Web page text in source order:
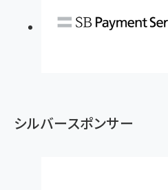
シルバースポンサー